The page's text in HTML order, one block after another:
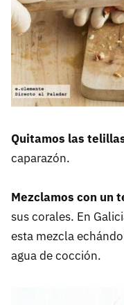
Quitamos las
caparazón.
Mezclamos con un
sus corales. En
esta mezcla
agua de cocción.